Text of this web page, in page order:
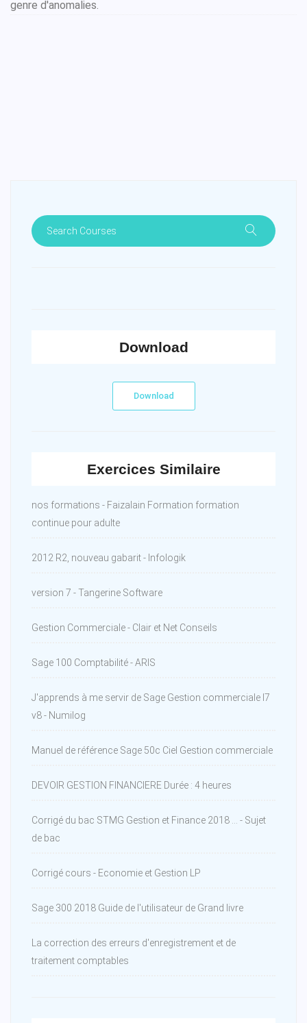
genre d'anomalies.
Download
Download
Exercices Similaire
nos formations - Faizalain Formation formation
continue pour adulte
2012 R2, nouveau gabarit - Infologik
version 7 - Tangerine Software
Gestion Commerciale - Clair et Net Conseils
Sage 100 Comptabilité - ARIS
J'apprends à me servir de Sage Gestion commerciale I7
v8 - Numilog
Manuel de référence Sage 50c Ciel Gestion commerciale
DEVOIR GESTION FINANCIERE Durée : 4 heures
Corrigé du bac STMG Gestion et Finance 2018 ... - Sujet
de bac
Corrigé cours - Economie et Gestion LP
Sage 300 2018 Guide de l'utilisateur de Grand livre
La correction des erreurs d'enregistrement et de
traitement comptables